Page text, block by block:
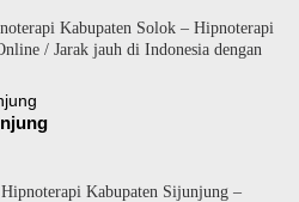
Kabupaten Solok – Hipnoterapi
/ Jarak jauh di Indonesia dengan
Kabupaten Sijunjung –